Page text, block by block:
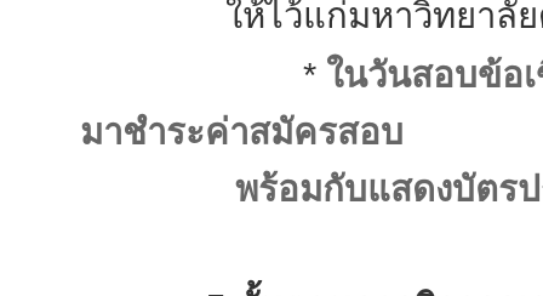
ให้ไว้แก่มหาวิทยาลัยด้
* ในวันสอบข้อ
มาชำระค่าสมัครสอบ
พร้อมกับแสดงบัตร